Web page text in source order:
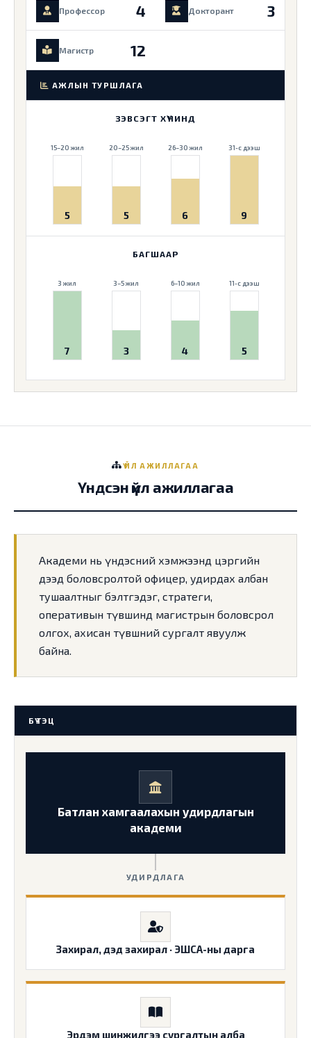
Профессор 4 Докторант 3
Магистр 12
АЖЛЫН ТУРШЛАГА
ЗЭВСЭГТ ХҮЧИНД
15–20 жил
5
20–25 жил
5
26–30 жил
6
31-с дээш
9
БАГШААР
3 жил
7
3–5 жил
3
6–10 жил
4
11-с дээш
5
ҮЙЛ АЖИЛЛАГАА
Үндсэн үйл ажиллагаа
Академи нь үндэсний хэмжээнд цэргийн
дээд боловсролтой офицер, удирдах албан
тушаалтныг бэлтгэдэг, стратеги,
оперативын түвшинд магистрын боловсрол
олгох, ахисан түвшний сургалт явуулж
байна.
БҮТЭЦ
Батлан хамгаалахын удирдлагын
академи
УДИРДЛАГА
Захирал, дэд захирал · ЭШСА-ны дарга
Эрдэм шинжилгээ сургалтын алба